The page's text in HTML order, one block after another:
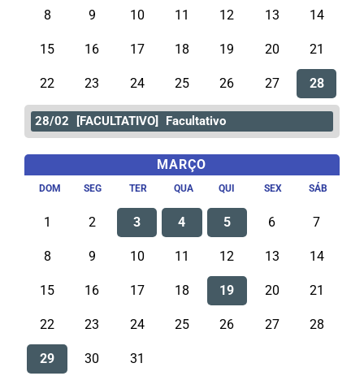
8 9 10 11 12 13 14
15 16 17 18 19 20 21
22 23 24 25 26 27 28
28/02 [FACULTATIVO] Facultativo
MARÇO
DOM SEG TER QUA QUI SEX SÁB
1 2 3 4 5 6 7
8 9 10 11 12 13 14
15 16 17 18 19 20 21
22 23 24 25 26 27 28
29 30 31